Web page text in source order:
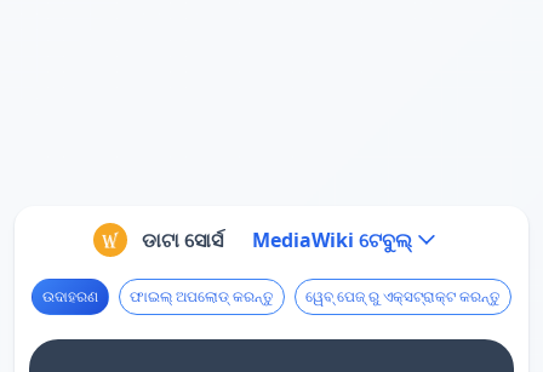
ଡାଟା ସୋର୍ସ MediaWiki ଟେବୁଲ୍
ଉଦାହରଣ ଫାଇଲ୍ ଅପଲୋଡ୍ କରନ୍ତୁ ୱେବ୍ ପେଜ୍ ରୁ ଏକ୍ସଟ୍ରାକ୍ଟ କରନ୍ତୁ